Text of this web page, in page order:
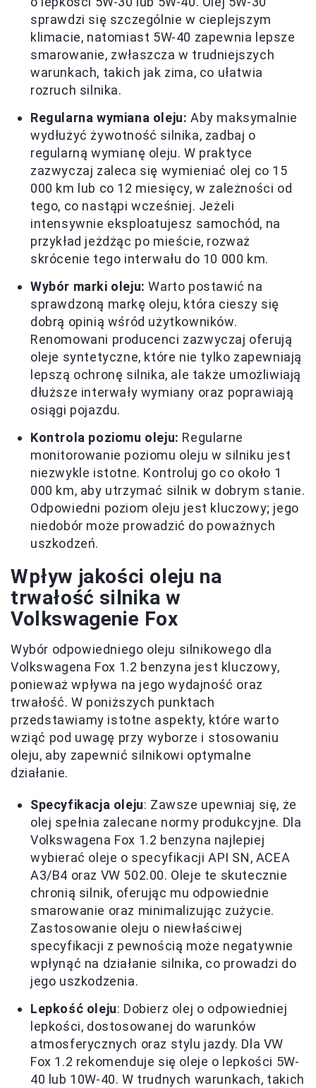
sprawdzi się szczególnie w cieplejszym
klimacie, natomiast 5W-40 zapewnia lepsze
smarowanie, zwłaszcza w trudniejszych
warunkach, takich jak zima, co ułatwia
rozruch silnika.
Regularna wymiana oleju: Aby maksymalnie
wydłużyć żywotność silnika, zadbaj o
regularną wymianę oleju. W praktyce
zazwyczaj zaleca się wymieniać olej co 15
000 km lub co 12 miesięcy, w zależności od
tego, co nastąpi wcześniej. Jeżeli
intensywnie eksploatujesz samochód, na
przykład jeżdżąc po mieście, rozważ
skrócenie tego interwału do 10 000 km.
Wybór marki oleju: Warto postawić na
sprawdzoną markę oleju, która cieszy się
dobrą opinią wśród użytkowników.
Renomowani producenci zazwyczaj oferują
oleje syntetyczne, które nie tylko zapewniają
lepszą ochronę silnika, ale także umożliwiają
dłuższe interwały wymiany oraz poprawiają
osiągi pojazdu.
Kontrola poziomu oleju: Regularne
monitorowanie poziomu oleju w silniku jest
niezwykle istotne. Kontroluj go co około 1
000 km, aby utrzymać silnik w dobrym stanie.
Odpowiedni poziom oleju jest kluczowy; jego
niedobór może prowadzić do poważnych
uszkodzeń.
Wpływ jakości oleju na
trwałość silnika w
Volkswagenie Fox
Wybór odpowiedniego oleju silnikowego dla
Volkswagena Fox 1.2 benzyna jest kluczowy,
ponieważ wpływa na jego wydajność oraz
trwałość. W poniższych punktach
przedstawiamy istotne aspekty, które warto
wziąć pod uwagę przy wyborze i stosowaniu
oleju, aby zapewnić silnikowi optymalne
działanie.
Specyfikacja oleju: Zawsze upewniaj się, że
olej spełnia zalecane normy produkcyjne. Dla
Volkswagena Fox 1.2 benzyna najlepiej
wybierać oleje o specyfikacji API SN, ACEA
A3/B4 oraz VW 502.00. Oleje te skutecznie
chronią silnik, oferując mu odpowiednie
smarowanie oraz minimalizując zużycie.
Zastosowanie oleju o niewłaściwej
specyfikacji z pewnością może negatywnie
wpłynąć na działanie silnika, co prowadzi do
jego uszkodzenia.
Lepkość oleju: Dobierz olej o odpowiedniej
lepkości, dostosowanej do warunków
atmosferycznych oraz stylu jazdy. Dla VW
Fox 1.2 rekomenduje się oleje o lepkości 5W-
40 lub 10W-40. W trudnych warunkach, takich